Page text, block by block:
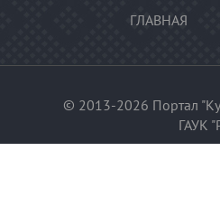
ГЛАВНАЯ
© 2013-2026 Портал
ГАУК